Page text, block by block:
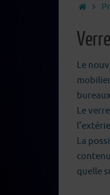
Le
Le
La
quelle